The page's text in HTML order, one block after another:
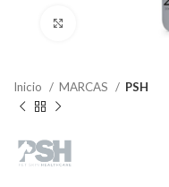
Haga Click para
Inicio MARCAS PSH